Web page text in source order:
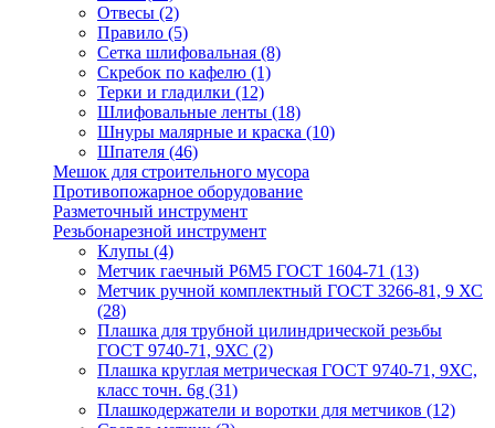
Отвесы (2)
Правило (5)
Сетка шлифовальная (8)
Скребок по кафелю (1)
Терки и гладилки (12)
Шлифовальные ленты (18)
Шнуры малярные и краска (10)
Шпателя (46)
Мешок для строительного мусора
Противопожарное оборудование
Разметочный инструмент
Резьбонарезной инструмент
Клупы (4)
Метчик гаечный Р6М5 ГОСТ 1604-71 (13)
Метчик ручной комплектный ГОСТ 3266-81, 9 ХС
(28)
Плашка для трубной цилиндрической резьбы
ГОСТ 9740-71, 9ХС (2)
Плашка круглая метрическая ГОСТ 9740-71, 9ХС,
класс точн. 6g (31)
Плашкодержатели и воротки для метчиков (12)